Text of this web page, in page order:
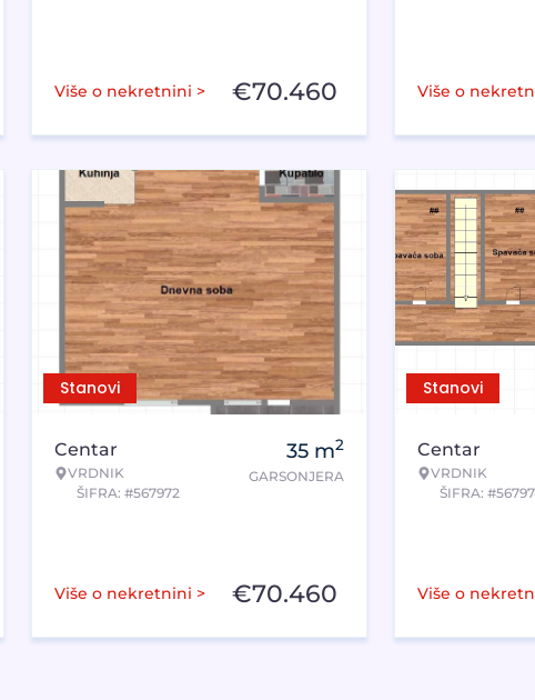
Više o nekretnini > €70.460 Više o
Stanovi
Centar
VRDNIK
ŠIFRA: #567972
35 m2
GARSONJERA
Više o nekretnini > €70.460
Stanovi
Centar
VRDNIK
ŠIFRA:
Više o